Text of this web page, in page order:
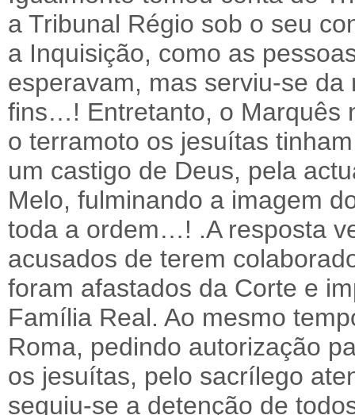
a Tribunal Régio sob o seu
a Inquisição, como as
esperavam, mas serviu-se
fins…! Entretanto, o Marquês
o terramoto os jesuítas
um castigo de Deus, pela
Melo, fulminando a imagem
toda a ordem…! .A resposta
acusados de terem
foram afastados da Corte e
Família Real. Ao mesmo
Roma, pedindo autorização
os jesuítas, pelo sacrílego
seguiu-se a detenção de